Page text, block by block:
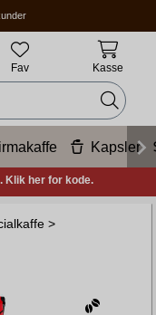
Fav Kasse
Kapsler
Klik her for kode.
>